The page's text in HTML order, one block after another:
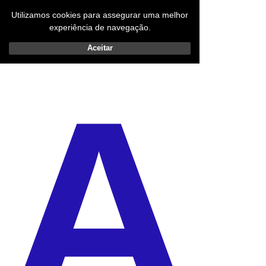
Utilizamos cookies para assegurar uma melhor
experiência de navegação.
Aceitar